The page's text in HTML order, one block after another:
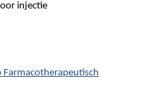
injectie